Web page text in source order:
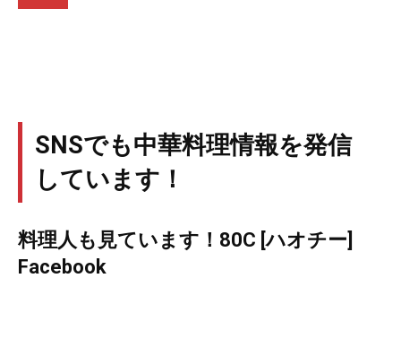
SNSでも中華料理情報を発信
しています！
料理人も見ています！80C [ハオチー]
Facebook